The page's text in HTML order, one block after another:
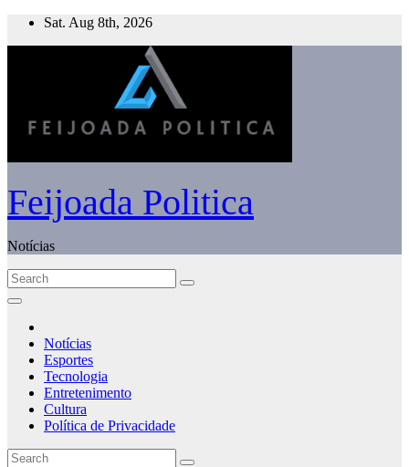
Skip
Sat. Aug 8th, 2026
Feijoada Politica
Notícias
Notícias
Esportes
Tecnologia
Entretenimento
Cultura
Política de Privacidade